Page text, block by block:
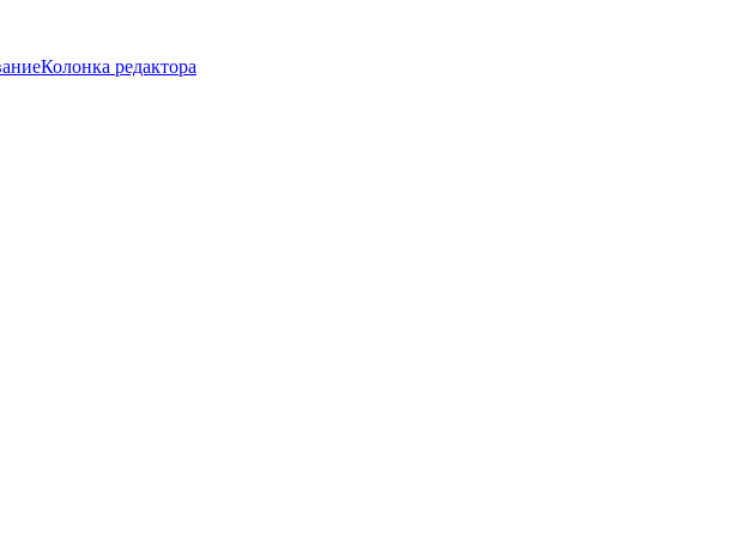
Колонка редактора